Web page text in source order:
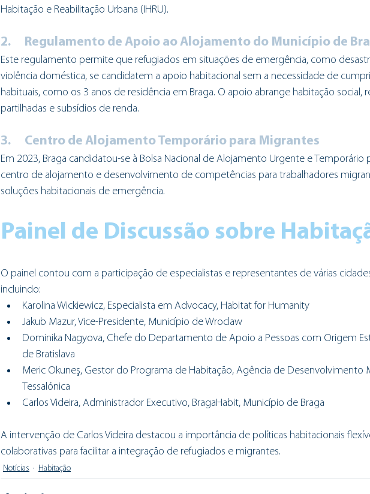
Habitação e Reabilitação Urbana (IHRU).
2.	Regulamento de Apoio ao Alojamento do Município de
Este regulamento permite que refugiados em situações de emergência, como
violência doméstica, se candidatem a apoio habitacional sem a necessidade de
habituais, como os 3 anos de residência em Braga. O apoio abrange habitação social,
partilhadas e subsídios de renda.
3.	Centro de Alojamento Temporário para Migrantes
Em 2023, Braga candidatou-se à Bolsa Nacional de Alojamento Urgente e Temporário
centro de alojamento e desenvolvimento de competências para trabalhadores
soluções habitacionais de emergência.
Painel de Discussão sobre
O painel contou com a participação de especialistas e representantes de várias
incluindo:
Karolina Wickiewicz, Especialista em Advocacy, Habitat for Humanity
Jakub Mazur, Vice-Presidente, Município de Wroclaw
Dominika Nagyova, Chefe do Departamento de Apoio a Pessoas com Origem
de Bratislava
Meric Okuneş, Gestor do Programa de Habitação, Agência de
Tessalónica
Carlos Videira, Administrador Executivo, BragaHabit, Município de Braga
A intervenção de Carlos Videira destacou a importância de políticas habitacionais
colaborativas para facilitar a integração de refugiados e migrantes.
Notícias Habitação